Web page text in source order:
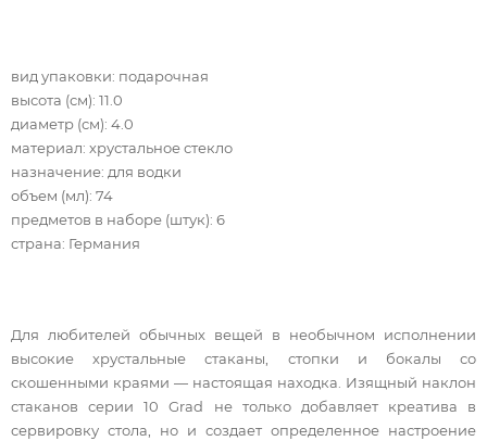
вид упаковки: подарочная
высота (см): 11.0
диаметр (см): 4.0
материал: хрустальное стекло
назначение: для водки
объем (мл): 74
предметов в наборе (штук): 6
страна: Германия
Для любителей обычных вещей в необычном исполнении
высокие хрустальные стаканы, стопки и бокалы со
скошенными краями — настоящая находка. Изящный наклон
стаканов серии 10 Grad не только добавляет креатива в
сервировку стола, но и создает определенное настроение